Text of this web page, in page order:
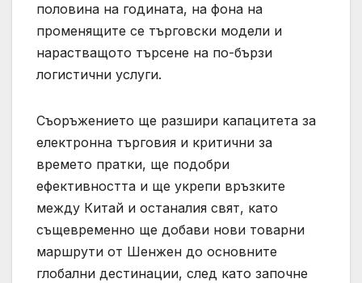
половина на годината, на фона на
променящите се търговски модели и
нарастващото търсене на по-бързи
логистични услуги.
Съоръжението ще разшири капацитета за
електронна търговия и критични за
времето пратки, ще подобри
ефективността и ще укрепи връзките
между Китай и останалия свят, като
същевременно ще добави нови товарни
маршрути от Шенжен до основните
глобални дестинации, след като започне